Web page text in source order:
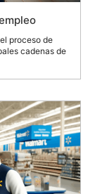
proceso de
cadenas de